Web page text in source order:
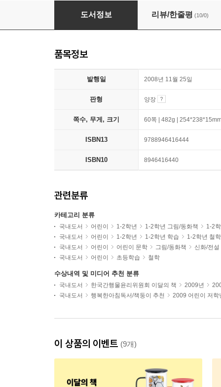
너 나 우리
도서정보 리뷰/한줄평 (10/0)
품목정보
발행일 2008년 11월 25일
판형 양장
쪽수, 무게, 크기 60쪽 | 482g |
ISBN13 9788946416444
ISBN10 8946416440
관련분류
카테고리 분류
국내도서 어린이 1-2학년 1-2학년 그림/동화책
1-2
국내도서
어린이 1-2학년 1-2학년 학습
1-2학년 철학
국내도서
어린이 어린이 문학 그림/동화책
신화/전설
국내도서
어린이 초등학습 철학
수상내역 및 미디어 추천 분류
국내도서 한국간행물윤리위원회 이달의 책 2009년
국내도서
행복한아침독서/책둥이 추천 2009 어린이 저학
이 상품의 이벤트 (9개)